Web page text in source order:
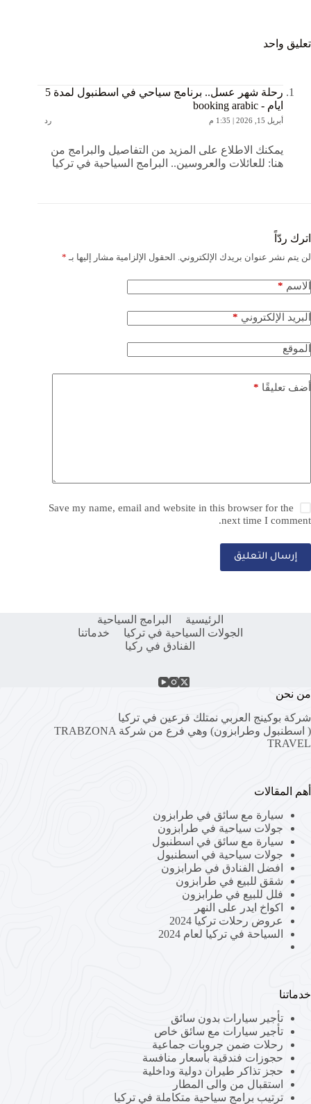
تعليق واحد
رحلة شهر عسل.. برنامج سياحي في اسطنبول لمدة 5
ايام - booking arabic
أبريل 15, 2026 | 1:35 م رد
يمكنك الاطلاع على المزيد من التفاصيل والبرامج من
هنا: للعائلات والعروسين.. البرامج السياحية في تركيا
اترك ردّاً
لن يتم نشر عنوان بريدك الإلكتروني. الحقول الإلزامية مشار إليها بـ *
الاسم *
البريد الإلكتروني *
الموقع
أضف تعليقًا *
Save my name, email and website in this browser for the
next time I comment.
إرسال التعليق
الرئيسية
البرامج السياحية
الجولات السياحية في تركيا
خدماتنا
الفنادق في ركيا
من نحن
شركة بوكينج العربي نمتلك فرعين في تركيا
( اسطنبول وطرابزون) وهي فرع من شركة TRABZONA
TRAVEL
أهم المقالات
سيارة مع سائق في طرابزون
جولات سياحية في طرابزون
سيارة مع سائق في اسطنبول
جولات سياحية في اسطنبول
افضل الفنادق في طرابزون
شقق للبيع في طرابزون
فلل للبيع في طرابزون
اكواخ ايدر على النهر
عروض رحلات تركيا 2024
السياحة في تركيا لعام 2024
خدماتنا
تأجير سيارات بدون سائق
تأجير سيارات مع سائق خاص
رحلات ضمن جروبات جماعية
حجوزات فندقية بأسعار منافسة
حجز تذاكر طيران دولية وداخلية
استقبال من والى المطار
ترتيب برامج سياحية متكاملة في تركيا